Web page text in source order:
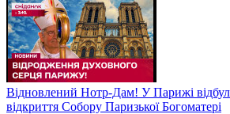
Відновлений Нотр-Дам! У Парижі
відкриття Собору Паризької Богоматері